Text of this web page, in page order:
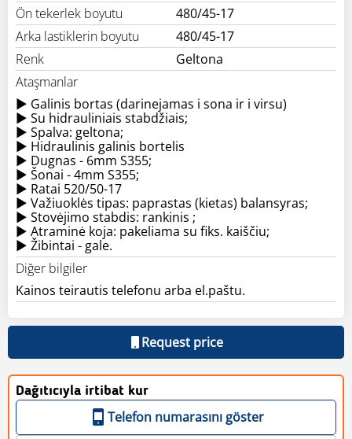
Ön tekerlek boyutu
480/45-17
Arka lastiklerin boyutu
480/45-17
Renk
Geltona
Ataşmanlar
► Galinis bortas (darinejamas i sona ir i virsu)
► Su hidrauliniais stabdžiais;
► Spalva: geltona;
► Hidraulinis galinis bortelis
► Dugnas - 6mm S355;
► Šonai - 4mm S355;
► Ratai 520/50-17
► Važiuoklės tipas: paprastas (kietas) balansyras;
► Stovėjimo stabdis: rankinis ;
► Atraminė koja: pakeliama su fiks. kaiščiu;
► Žibintai - gale.
Diğer bilgiler
Kainos teirautis telefonu arba el.paštu.
Request price
Dağıtıcıyla irtibat kur
Telefon numarasını göster